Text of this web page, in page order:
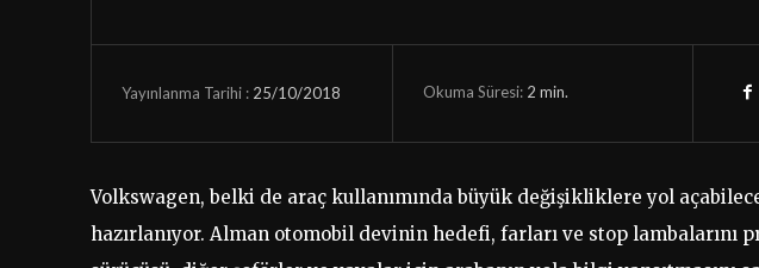
Yayınlanma Tarihi : 25/10/2018 Okuma Süresi: 2 min.
Volkswagen, belki de araç kullanımında büyük değişikliklere yol
hazırlanıyor. Alman otomobil devinin hedefi, farları ve stop lambalarını